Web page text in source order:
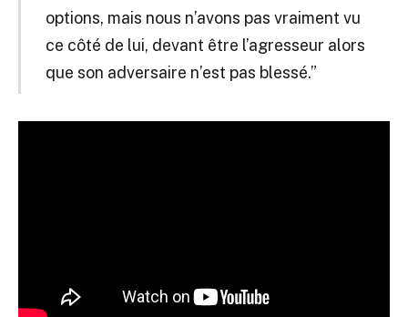
options, mais nous n’avons pas vraiment vu
ce côté de lui, devant être l’agresseur alors
que son adversaire n’est pas blessé.”